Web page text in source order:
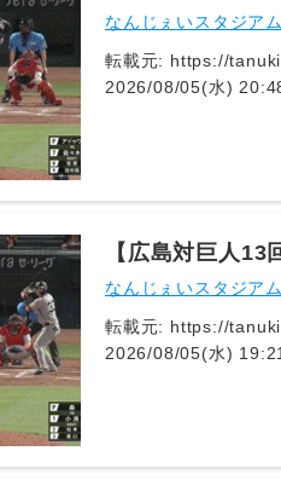
追加！リードを
なんじぇいスタジア
転載元: https://
2026/08/05(水) 20:48:14.34 ID:pA+McJeA ｷﾀ
【広島対巨人
広げる！！！！
なんじぇいスタジア
転載元: https://
2026/08/05(水) 19:21:37.14 ID:WemBg+6h